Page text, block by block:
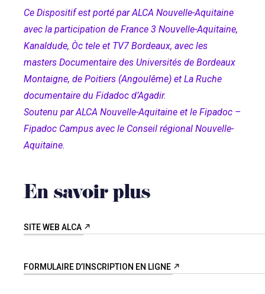
Ce Dispositif est porté par ALCA Nouvelle-Aquitaine
avec la participation de France 3 Nouvelle-Aquitaine,
Kanaldude, Òc tele et TV7 Bordeaux, avec les
masters Documentaire des Universités de Bordeaux
Montaigne, de Poitiers (Angoulême) et La Ruche
documentaire du Fidadoc d’Agadir.
Soutenu par ALCA Nouvelle-Aquitaine et le Fipadoc –
Fipadoc Campus avec le Conseil régional Nouvelle-
Aquitaine.
En savoir plus
SITE WEB ALCA
FORMULAIRE D’INSCRIPTION EN LIGNE